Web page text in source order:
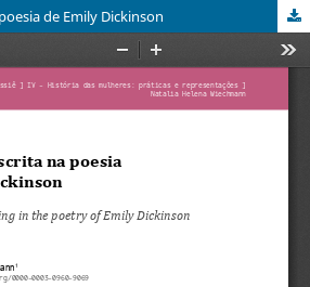
de Emily Dickinson